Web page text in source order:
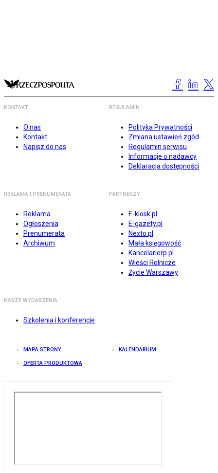
KONTAKT
O nas
Kontakt
Napisz do nas
REGULAMIN
Polityka Prywatności
Zmiana ustawień zgód
Regulamin serwisu
Informacje o nadawcy
Deklaracja dostępności
REKLAMA I PRENUMERATA
Reklama
Ogłoszenia
Prenumerata
Archiwum
PARTNERZY
E-kiosk.pl
E-gazety.pl
Nexto.pl
Mała księgowość
Kancelarierp.pl
Wieści Rolnicze
Życie Warszawy
NASZE WYDARZENIA
Szkolenia i konferencje
MAPA STRONY KALENDARIUM
OFERTA PRODUKTOWA